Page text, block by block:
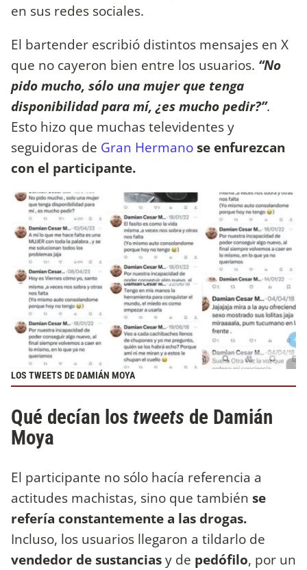
en sus redes sociales.
El bartender escribió distintos mensajes en X
que no cayeron bien entre los usuarios. “No
pido mucho, sólo una mujer que tenga
disponibilidad para mí, ¿es mucho pedir?”.
Esto hizo que muchas televidentes y
seguidoras de Gran Hermanose enfurezcan
con el participante.
LOS TWEETS DE DAMIÁN MOYA
Qué decían los tweets de Damián
Moya
El participante no sólo hacía referencia a
actitudes machistas, sino que también se
refería constantemente a las drogas.
Incluso, los usuarios llegaron a tildarlo de
vendedor de sustanciasy de pedófilo, por un